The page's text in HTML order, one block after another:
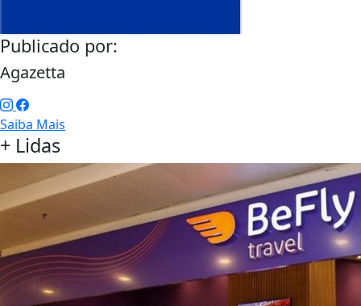
Publicado por:
Agazetta
Saiba Mais
+ Lidas